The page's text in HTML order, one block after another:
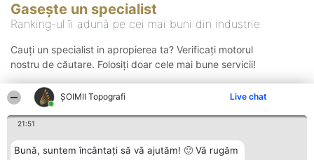
ȘOIMII Topografi Live chat
21:51
Bună, suntem încântați să vă ajutăm! 🙂 Vă rugăm
Gasește un specialist
Ranking-ul îi adună pe cei mai buni din industrie
Cauți un specialist in apropierea ta? Verificați motorul
nostru de căutare. Folosiți doar cele mai bune servicii!